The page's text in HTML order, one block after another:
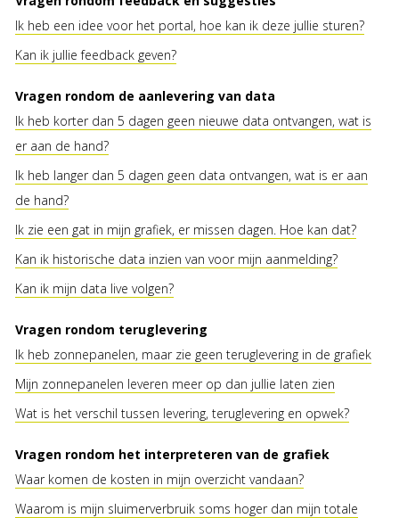
Ik heb een idee voor het portal, hoe kan ik deze jullie sturen?
Kan ik jullie feedback geven?
Vragen rondom de aanlevering van data
Ik heb korter dan 5 dagen geen nieuwe data ontvangen, wat is
er aan de hand?
Ik heb langer dan 5 dagen geen data ontvangen, wat is er aan
de hand?
Ik zie een gat in mijn grafiek, er missen dagen. Hoe kan dat?
Kan ik historische data inzien van voor mijn aanmelding?
Kan ik mijn data live volgen?
Vragen rondom teruglevering
Ik heb zonnepanelen, maar zie geen teruglevering in de grafiek
Mijn zonnepanelen leveren meer op dan jullie laten zien
Wat is het verschil tussen levering, teruglevering en opwek?
Vragen rondom het interpreteren van de grafiek
Waar komen de kosten in mijn overzicht vandaan?
Waarom is mijn sluimerverbruik soms hoger dan mijn totale